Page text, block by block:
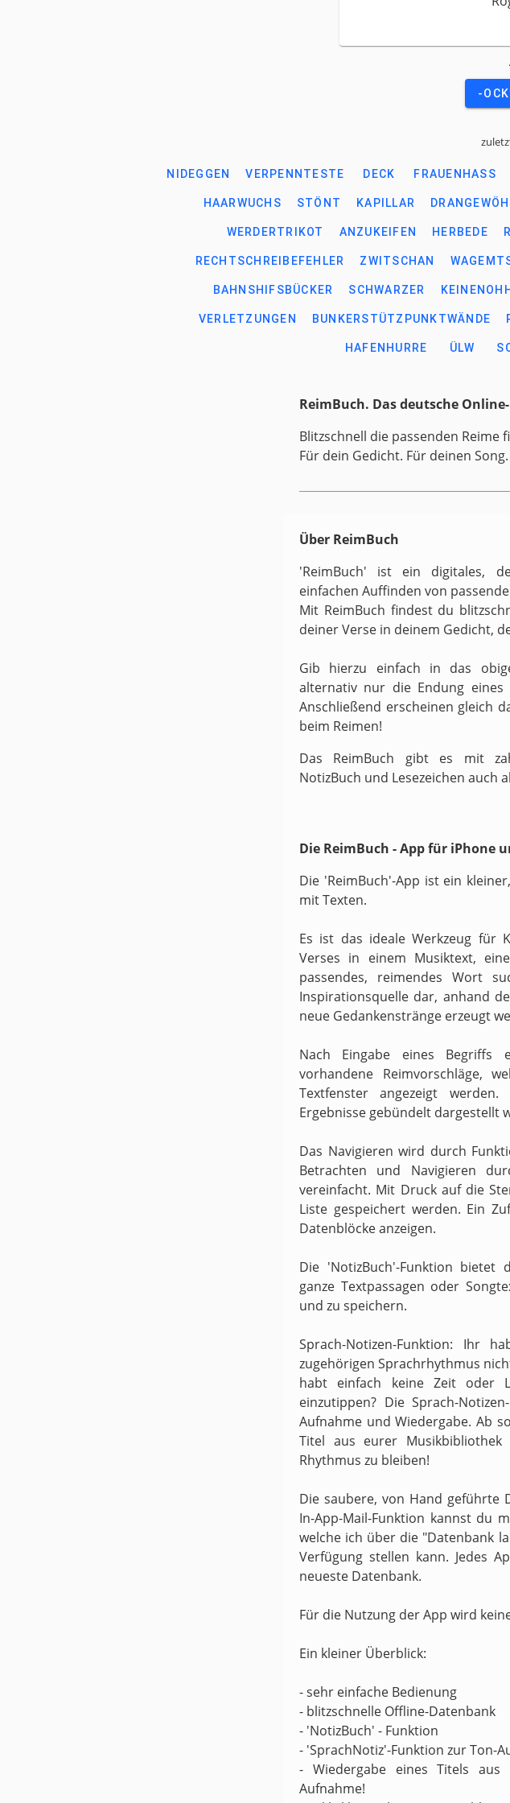
-
NIDEGGEN VERPENNTESTE DECK FRAUENHASS
HAARWUCHS STÖNT KAPILLAR
WERDERTRIKOT ANZUKEIFEN HERBEDE
RECHTSCHREIBEFEHLER ZWITSCHAN
BAHNSHIFSBÜCKER SCHWARZER
VERLETZUNGEN BUNKERSTÜTZPUNKTWÄNDE
HAFENHURRE ÜLW
ReimBuch. Das deutsche
Blitzschnell die passenden Reime
Für dein Gedicht. Für deinen Song.
Über ReimBuch
'ReimBuch' ist ein digitales,
einfachen Auffinden von
Mit ReimBuch findest du
deiner Verse in deinem Gedicht,
Gib hierzu einfach in das
alternativ nur die Endung
Anschließend erscheinen gleich
beim Reimen!
Das ReimBuch gibt es mit
NotizBuch und Lesezeichen auch
Die ReimBuch - App für iPhone
Die 'ReimBuch'-App ist ein
mit Texten.
Es ist das ideale Werkzeug für
Verses in einem Musiktext,
passendes, reimendes Wort
Inspirationsquelle dar, anhand
neue Gedankenstränge erzeugt
Nach Eingabe eines
vorhandene Reimvorschläge,
Textfenster angezeigt
Ergebnisse gebündelt dargestellt
Das Navigieren wird durch
Betrachten und Navigieren
vereinfacht. Mit Druck auf die
Liste gespeichert werden. Ein
Datenblöcke anzeigen.
Die 'NotizBuch'-Funktion bietet
ganze Textpassagen oder
und zu speichern.
Sprach-Notizen-Funktion: Ihr
zugehörigen Sprachrhythmus
habt einfach keine Zeit oder
einzutippen? Die Sprach-
Aufnahme und Wiedergabe. Ab
Titel aus eurer
Rhythmus zu bleiben!
Die saubere, von Hand geführte
In-App-Mail-Funktion kannst du
welche ich über die "Datenbank
Verfügung stellen kann. Jedes
neueste Datenbank.
Für die Nutzung der App wird
Ein kleiner Überblick:
- sehr einfache Bedienung
- blitzschnelle Offline-Datenbank
- 'NotizBuch' - Funktion
- 'SprachNotiz'-Funktion zur Ton-
- Wiedergabe eines Titels
Aufnahme!